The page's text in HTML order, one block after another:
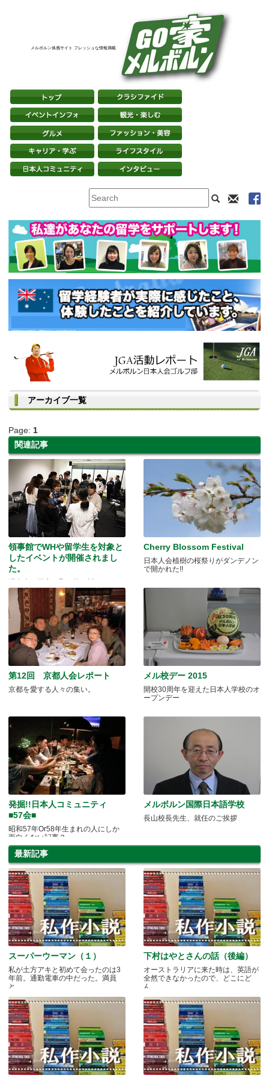
メルボルン体感サイト フレッシュな情報満載
アーカイブ一覧
Page: 1
関連記事
領事館でWHや留学生を対象と
したイベントが開催されまし
た。
滞在者の不安を取り除く試み
Cherry Blossom Festival
日本人会植樹の桜祭りがダンデノン
で開かれた!!
第12回 京都人会レポート
京都を愛する人々の集い。
メル校デー 2015
開校30周年を迎えた日本人学校のオ
ープンデー
発掘!!日本人コミュニティ
■57会■
昭和57年Or58年生まれの人にしか
面白くない記事？
メルボルン国際日本語学校
長山校長先生、就任のご挨拶
最新記事
スーパーウーマン（１）
私が土方アキと初めて会ったのは3
年前。通勤電車の中だった。満員
と.....
下村はやとさんの話（後編）
オーストラリアに来た時は、英語が
全然できなかったので、どこにど
ん.....